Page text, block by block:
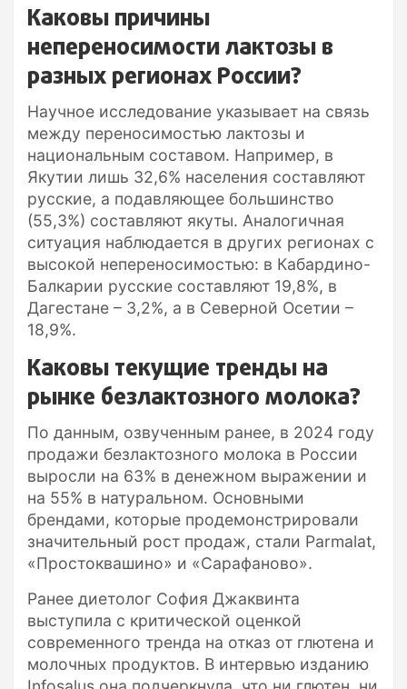
Каковы причины
непереносимости лактозы в
разных регионах России?
Научное исследование указывает на связь
между переносимостью лактозы и
национальным составом. Например, в
Якутии лишь 32,6% населения составляют
русские, а подавляющее большинство
(55,3%) составляют якуты. Аналогичная
ситуация наблюдается в других регионах с
высокой непереносимостью: в Кабардино-
Балкарии русские составляют 19,8%, в
Дагестане – 3,2%, а в Северной Осетии –
18,9%.
Каковы текущие тренды на
рынке безлактозного молока?
По данным, озвученным ранее, в 2024 году
продажи безлактозного молока в России
выросли на 63% в денежном выражении и
на 55% в натуральном. Основными
брендами, которые продемонстрировали
значительный рост продаж, стали Parmalat,
«Простоквашино» и «Сарафаново».
Ранее диетолог София Джаквинта
выступила с критической оценкой
современного тренда на отказ от глютена и
молочных продуктов. В интервью изданию